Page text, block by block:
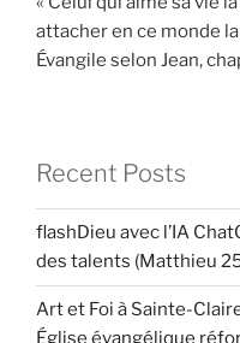
attacher en ce monde
Évangile selon Jean,
Recent Posts
flashDieu avec l’IA
des talents (Matthieu
Art et Foi à Sainte-
Église évangélique